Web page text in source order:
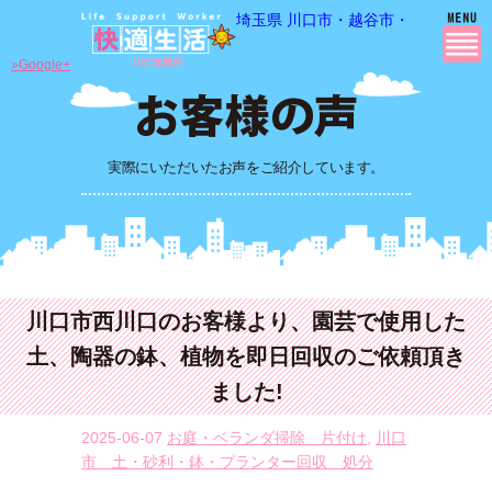
埼玉県 川口市・越谷市・さいたま
実際にいただいたお声をご紹介しています。
»Google+
川口市西川口のお客様より、園芸で使用した
土、陶器の鉢、植物を即日回収のご依頼頂き
ました!
2025-06-07 お庭・ベランダ掃除 片付け
川口
市 土・砂利・鉢・プランター回収 処分